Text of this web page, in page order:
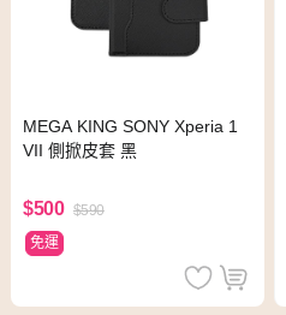
MEGA KING SONY Xperia 1
VII 側掀皮套 黑
$500 $590
免運